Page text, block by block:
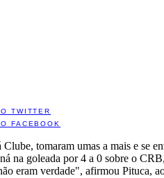
TWITTER
FACEBOOK
tomaram umas a mais e
na goleada por 4 a 0 sobre o
eram verdade", afirmou Pituca,